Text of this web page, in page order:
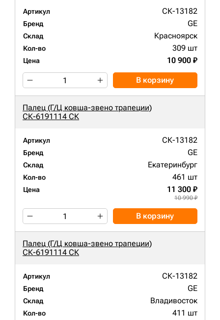
Артикул СК-13182
Бренд GE
Склад Красноярск
Кол-во 309 шт
Цена 10 900 ₽
В корзину
Палец (Г/Ц ковша-звено трапеции)
СК-6191114 СК
Артикул СК-13182
Бренд GE
Склад Екатеринбург
Кол-во 461 шт
Цена 11 300 ₽
10 990 ₽
В корзину
Палец (Г/Ц ковша-звено трапеции)
СК-6191114 СК
Артикул СК-13182
Бренд GE
Склад Владивосток
Кол-во 411 шт